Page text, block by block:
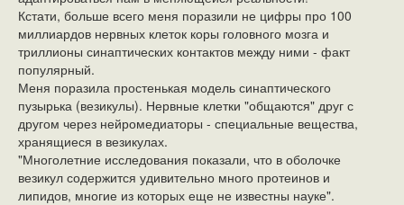
Кстати, больше всего меня поразили не цифры про 100
миллиардов нервных клеток коры головного мозга и
триллионы синаптических контактов между ними - факт
популярный.
Меня поразила простенькая модель синаптического
пузырька (везикулы). Нервные клетки "общаются" друг с
другом через нейромедиаторы - специальные вещества,
хранящиеся в везикулах.
"Многолетние исследования показали, что в оболочке
везикул содержится удивительно много протеинов и
липидов, многие из которых еще не известны науке".